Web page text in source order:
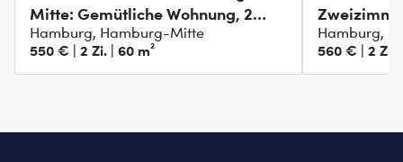
Mitte: Gemütliche Wohnung, 2
Zimmer
Hamburg, Hamburg-Mitte
550 € | 2 Zi. | 60 m²
Hamburg,
560 € | 2 Zi.